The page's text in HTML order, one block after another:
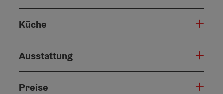
Küche
Ausstattung
Preise